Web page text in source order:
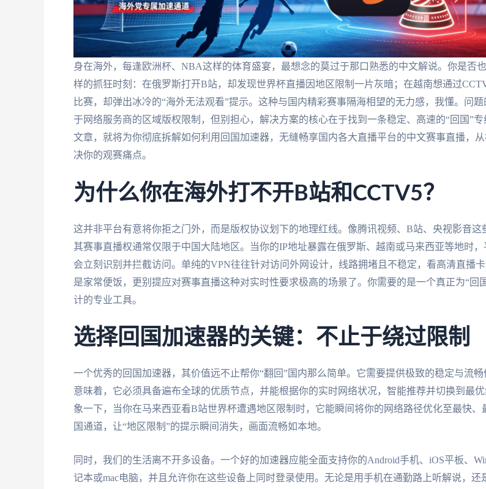
身在海外，每逢欧洲杯、NBA这样的体育盛宴，最想念的莫过于那口熟悉的中文解说。你是否
样的抓狂时刻：在俄罗斯打开B站，却发现世界杯直播因地区限制一片灰暗；在越南想通过
比赛，却弹出冰冷的“海外无法观看”提示。这种与国内精彩赛事隔海相望的无力感，我懂。问题
于网络服务商的区域版权限制，但别担心，解决方案的核心在于找到一条稳定、高速的“回国”专
文章，就将为你彻底拆解如何利用回国加速器，无缝畅享国内各大直播平台的中文赛事直播，
决你的观赛痛点。
为什么你在海外打不开B站和CCTV5？
这并非平台有意将你拒之门外，而是版权协议划下的地理红线。像腾讯视频、B站、央视影音这
其赛事直播权通常仅限于中国大陆地区。当你的IP地址暴露在俄罗斯、越南或马来西亚等地时
会立刻识别并拦截访问。单纯的VPN往往针对访问外网设计，线路拥堵且不稳定，看高清直播
是家常便饭，更别提应对赛事直播这种对实时性要求极高的场景了。你需要的是一个真正为“回
计的专业工具。
选择回国加速器的关键：不止于绕过限制
一个优秀的回国加速器，其价值远不止帮你“翻回”国内那么简单。它需要提供极致的稳定与流畅
意味着，它必须具备遍布全球的优质节点，并能根据你的实时网络状况，智能推荐并切换到最
象一下，当你在马来西亚看B站世界杯遭遇地区限制时，它能瞬间将你的网络路径优化至最快、
国通道，让“地区限制”的提示瞬间消失，画面流畅如本地。
同时，我们的生活离不开多设备。一个好的加速器应能全面支持你的Android手机、iOS平板、
记本或mac电脑，并且允许你在这些设备上同时登录使用。无论是用手机在通勤路上听解说，还